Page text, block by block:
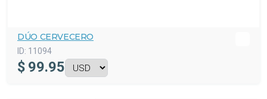
DÚO CERVECERO
ID: 11094
$ 99.95